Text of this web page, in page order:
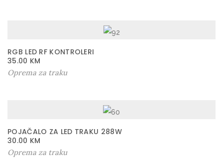
RGB LED RF KONTROLERI
35.00 KM
Oprema za traku
POJAČALO ZA LED TRAKU 288W
30.00 KM
Oprema za traku